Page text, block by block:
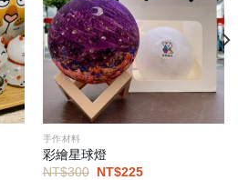
手作材料
彩繪星球燈
NT$300
原
NT$225目